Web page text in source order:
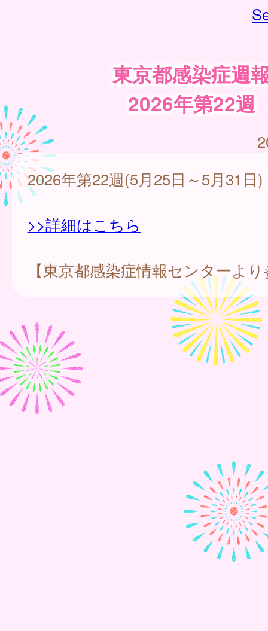
東京都感染症週
2026年第22週
2026年第22週(5月25日～5月31日)
>>詳細はこちら
【東京都感染症情報センターよ